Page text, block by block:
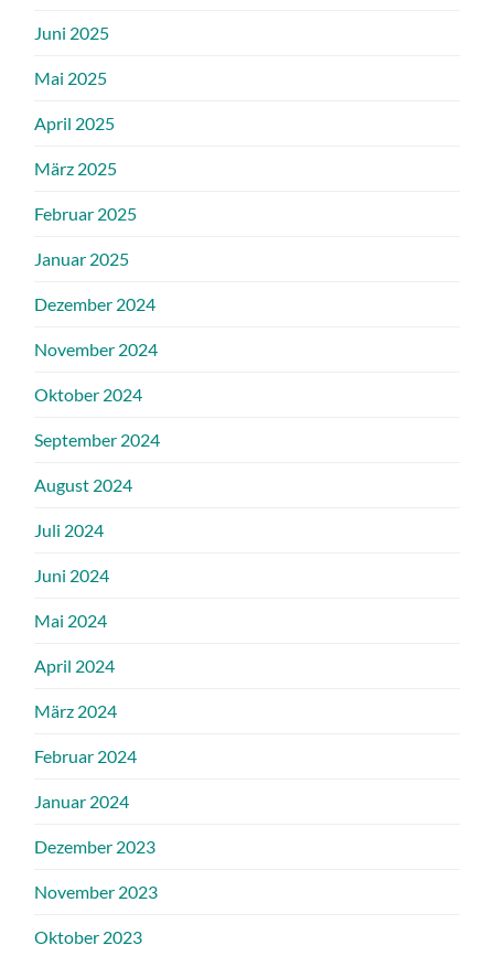
Juni 2025
Mai 2025
April 2025
März 2025
Februar 2025
Januar 2025
Dezember 2024
November 2024
Oktober 2024
September 2024
August 2024
Juli 2024
Juni 2024
Mai 2024
April 2024
März 2024
Februar 2024
Januar 2024
Dezember 2023
November 2023
Oktober 2023